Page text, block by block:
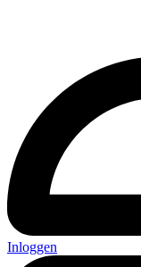
Inloggen